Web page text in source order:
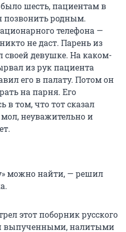
шесть, пациентам в
позвонить родным.
телефона —
не даст. Парень из
девушке. На каком-
из рук пациента
его в палату. Потом он
на парня. Его
в том, что тот сказал
мол, неуважительно и
можно найти, — решил
этот поборник русского
выпученными, налитыми